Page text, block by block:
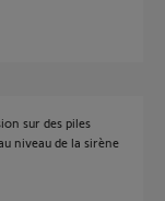
sur des piles
niveau de la sirène